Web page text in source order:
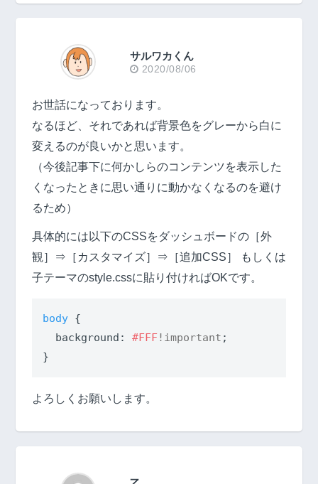
サルワカくん
2020/08/06
お世話になっております。
なるほど、それであれば背景色をグレーから白に
変えるのが良いかと思います。
（今後記事下に何かしらのコンテンツを表示した
くなったときに思い通りに動かなくなるのを避け
るため）
具体的には以下のCSSをダッシュボードの［外
観］⇒［カスタマイズ］⇒［追加CSS］ もしくは
子テーマのstyle.cssに貼り付ければOKです。
body {
background : #FFF !important ;
}
よろしくお願いします。